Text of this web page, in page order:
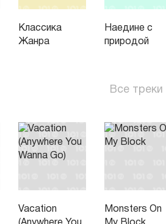
Классика
Жанра
Наедине с
природой
Все треки
Vacation
Monsters On